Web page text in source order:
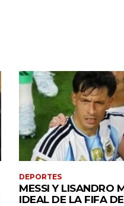
DEPORTES
MESSI Y LISANDRO
IDEAL DE LA FIFA